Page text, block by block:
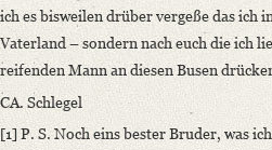
ich es bisweilen drüber vergeße das ich
Vaterland – sondern nach euch die ich
reifenden Mann an diesen Busen
CA. Schlegel
[1] P. S. Noch eins bester Bruder, was